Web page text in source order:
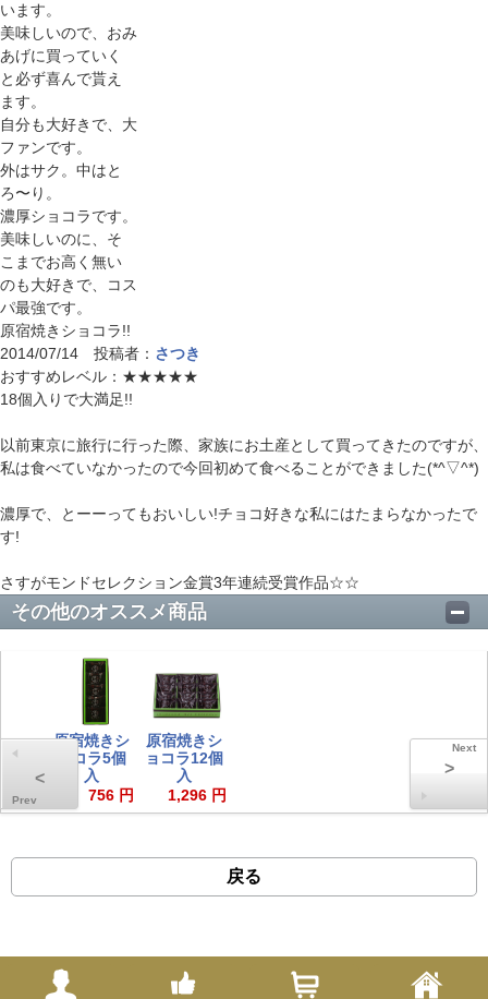
います。
美味しいので、おみ
あげに買っていく
と必ず喜んで貰え
ます。
自分も大好きで、大
ファンです。
外はサク。中はと
ろ〜り。
濃厚ショコラです。
美味しいのに、そ
こまでお高く無い
のも大好きで、コス
パ最強です。
原宿焼きショコラ!!
2014/07/14 投稿者： さつき
おすすめレベル： ★★★★★
18個入りで大満足!!
以前東京に旅行に行った際、家族にお土産として買ってきたのですが、
私は食べていなかったので今回初めて食べることができました(*^▽^*)
濃厚で、とーーってもおいしい!チョコ好きな私にはたまらなかったで
す!
さすがモンドセレクション金賞3年連続受賞作品☆☆
その他のオススメ商品
原宿焼きシ
ョコラ5個
入
756 円
原宿焼きシ
ョコラ12個
入
1,296 円
<
>
戻る